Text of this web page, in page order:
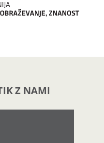
Z NAMI